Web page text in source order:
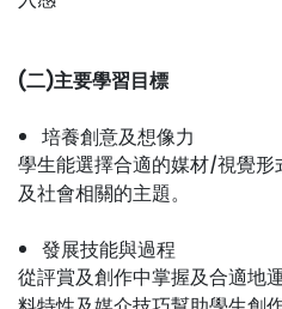
(二)主要學習目標
培養創意及想像力
學生能選擇合適的媒材/視覺
及社會相關的主題。
發展技能與過程
從評賞及創作中掌握及合適地